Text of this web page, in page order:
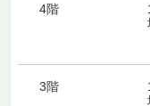
4階
3階